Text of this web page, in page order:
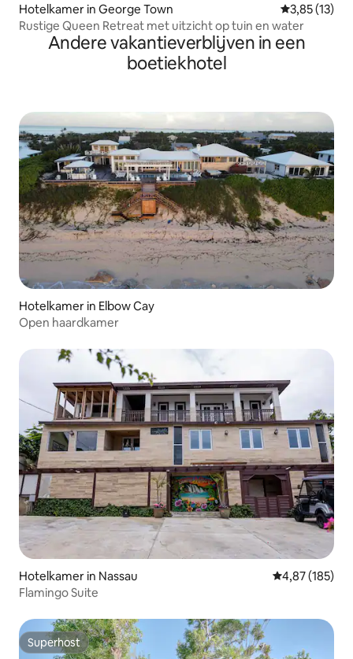
Hotelkamer in George Town Gemiddelde
3,85 (13)
Rustige Queen Retreat met uitzicht op tuin en water
Andere vakantieverblijven in een
boetiekhotel
Hotelkamer in Elbow Cay
Open haardkamer
Hotelkamer in Nassau Gemiddelde
4,87 (185)
Flamingo Suite
Superhost
Superhost